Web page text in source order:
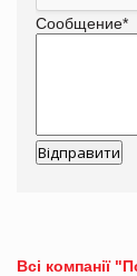
Сообщение*
Всі компанії